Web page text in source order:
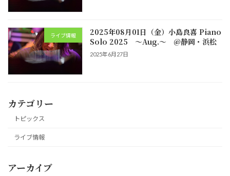
ライブ情報
2025年08月01日（金）小島良喜 Piano
Solo 2025 ～Aug.～ @静岡・浜松
2025年6月27日
カテゴリー
トピックス
ライブ情報
アーカイブ